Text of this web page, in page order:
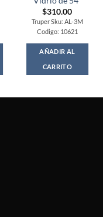
$310.00
Truper Sku: AL-3M
Codigo: 10621
AÑADIR AL
CARRITO